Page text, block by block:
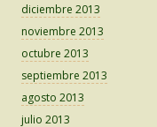
diciembre 2013
noviembre 2013
octubre 2013
septiembre 2013
agosto 2013
julio 2013